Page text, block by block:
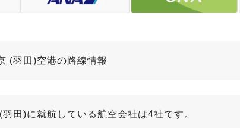
(羽田)空港の路線情報
田)に就航している航空会社は4社です。